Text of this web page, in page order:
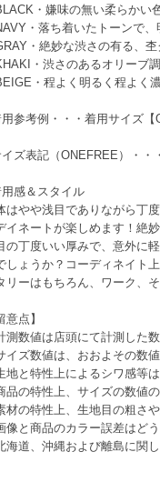
・嫌味の無い柔らかい
・落ち着いたトーンで
・絶妙な渋さの有る、
・渋さのあるオリーブ
・程よく明るく程よく
参考例・・・着用サイズ
ズ表記（ONEFREE）・・
感＆スタイル
はやや浅目でありながら丁
イネートが楽しめます！絶
の丁度いい厚みで、意外に
しょうか？コーディネイト
リーはもちろん、ワーク、
意点】
測数値は店頭にて計測した数
イズ数値は、おおよその数値
地と特性上によるシワ感等は
品の特性上、サイズの数値の
材の特性上、生地目の粗さ
像と商品のカラー誤差はどう
海道、沖縄および離島に関